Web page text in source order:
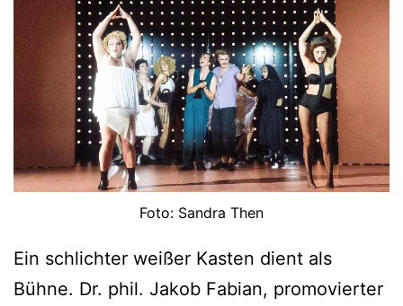
Foto: Sandra Then
Ein schlichter weißer Kasten dient als
Bühne. Dr. phil. Jakob Fabian, promovierter